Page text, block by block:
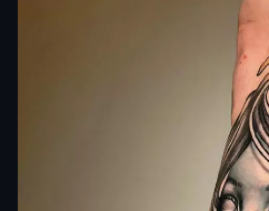
In epoca moderna,
Nel Rinascimento cresce
sensualità della figura
come quelle di Klimt e Rodin.
Arrivando agli anni ’60 e